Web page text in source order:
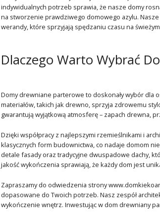
indywidualnych potrzeb sprawia, że nasze domy
na stworzenie prawdziwego domowego azylu.
werandy, które sprzyjają spędzaniu czasu na
Dlaczego Warto Wybrać
Domy drewniane parterowe to doskonały wybór dla
materiałów, takich jak drewno, sprzyja zdrowemu
gwarantują wyjątkową atmosferę – zapach drewna,
Dzięki współpracy z najlepszymi rzemieślnikami i
klasycznych form budownictwa, co nadaje domom
detale fasady oraz tradycyjne dwuspadowe dachy,
jakość wykończenia sprawiają, że każdy dom jest
Zapraszamy do odwiedzenia strony
dopasowane do Twoich potrzeb. Nasz zespół
wykończenie wnętrz. Inwestując w dom drewniany